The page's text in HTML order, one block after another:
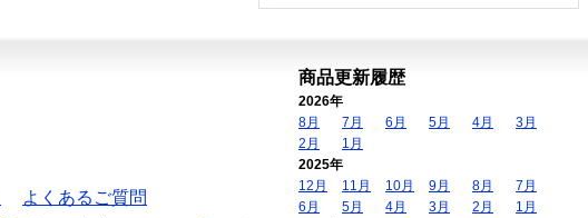
よくあるご質問
商品更新履歴
2026年
8月
7月 6月 5月 4月
3月
2月
1月
2025年
12月
11月 10月 9月 8月
7月
6月
5月 4月 3月 2月
1月